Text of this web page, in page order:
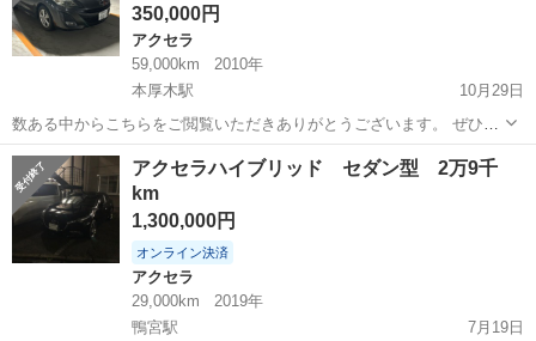
350,000円
アクセラ
59,000km
2010年
本厚木駅
10月29日
数ある中からこちらをご閲覧いただきありがとうございます。 ぜひ質
問、現車確認、購入などしていただくと幸いです。 メーカー···マツダ
車種···アクセラ エンジン···ガソリンエンジン 駆動式···2WD シフト
オートマ ...
神奈川 厚木市 アクセラ 走行距離
アクセラハイブリッド セダン型 2万9千
km
1,300,000円
オンライン決済
アクセラ
29,000km
2019年
鴨宮駅
7月19日